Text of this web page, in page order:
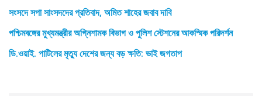
সংসদে সপা সাংসদদের প্রতিবাদ, অমিত শাহের জবাব দাবি
পশ্চিমবঙ্গের মুখ্যমন্ত্রীর অগ্নিশামক বিভাগ ও পুলিশ স্টেশনের আকস্মিক পরিদর্শন
ডি.ওয়াই. পাটিলের মৃত্যু দেশের জন্য বড় ক্ষতি: ভাই জগতাপ